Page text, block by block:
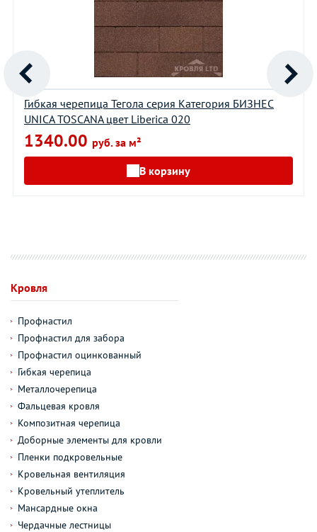
Гибкая черепица Тегола серия Категория БИЗНЕС
UNICA TOSCANA цвет Liberica 020
1340.00 руб. за м²
В корзину
Кровля
Профнастил
Профнастил для забора
Профнастил оцинкованный
Гибкая черепица
Металлочерепица
Фальцевая кровля
Композитная черепица
Доборные элементы для кровли
Пленки подкровельные
Кровельная вентиляция
Кровельный утеплитель
Мансардные окна
Чердачные лестницы